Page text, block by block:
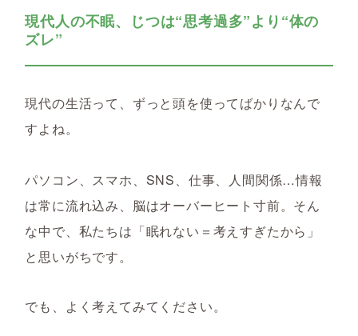
現代人の不眠、じつは“思考過多”より“体の
ズレ”
現代の生活って、ずっと頭を使ってばかりなんで
すよね。
パソコン、スマホ、SNS、仕事、人間関係…情報
は常に流れ込み、脳はオーバーヒート寸前。そん
な中で、私たちは「眠れない＝考えすぎたから」
と思いがちです。
でも、よく考えてみてください。